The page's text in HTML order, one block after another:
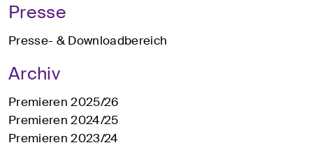
Presse
Presse- & Downloadbereich
Archiv
Premieren 2025/26
Premieren 2024/25
Premieren 2023/24